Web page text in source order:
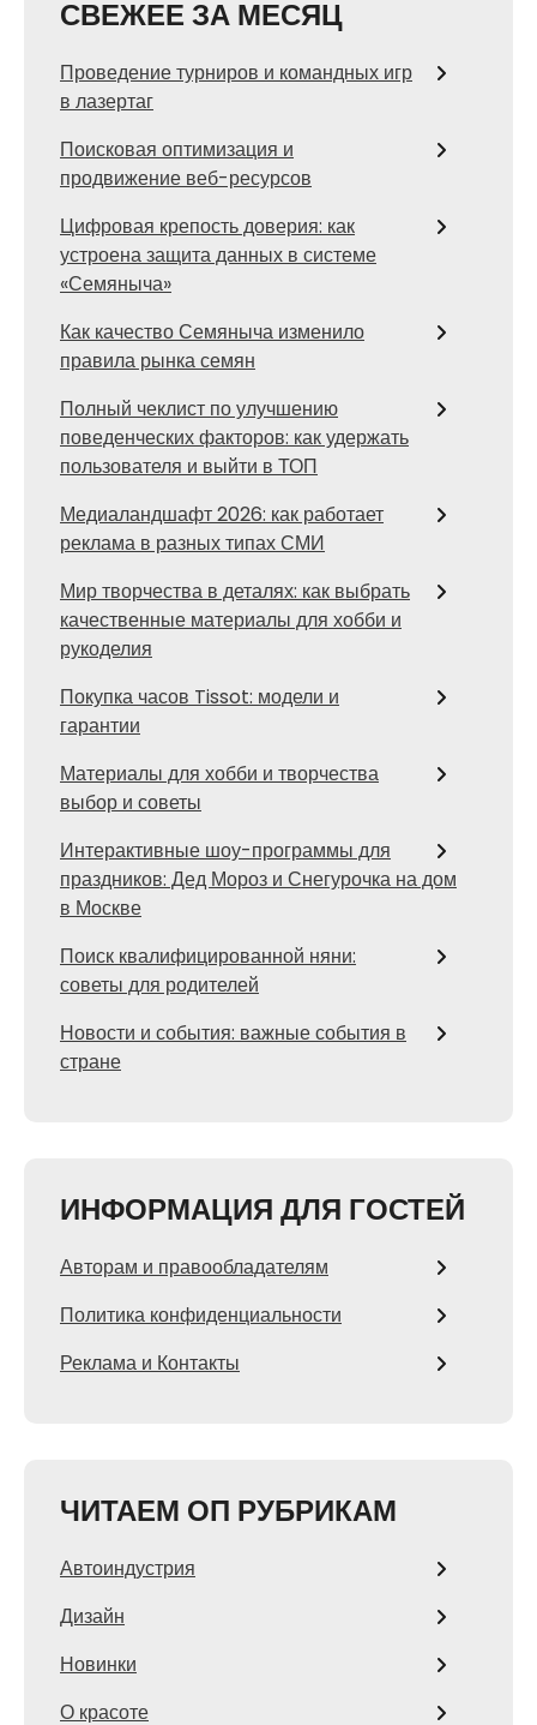
СВЕЖЕЕ ЗА МЕСЯЦ
Проведение турниров и командных игр
в лазертаг
Поисковая оптимизация и
продвижение веб-ресурсов
Цифровая крепость доверия: как
устроена защита данных в системе
«Семяныча»
Как качество Семяныча изменило
правила рынка семян
Полный чеклист по улучшению
поведенческих факторов: как удержать
пользователя и выйти в ТОП
Медиаландшафт 2026: как работает
реклама в разных типах СМИ
Мир творчества в деталях: как выбрать
качественные материалы для хобби и
рукоделия
Покупка часов Tissot: модели и
гарантии
Материалы для хобби и творчества
выбор и советы
Интерактивные шоу-программы для
праздников: Дед Мороз и Снегурочка на дом
в Москве
Поиск квалифицированной няни:
советы для родителей
Новости и события: важные события в
стране
ИНФОРМАЦИЯ ДЛЯ ГОСТЕЙ
Авторам и правообладателям
Политика конфиденциальности
Реклама и Контакты
ЧИТАЕМ ОП РУБРИКАМ
Автоиндустрия
Дизайн
Новинки
О красоте